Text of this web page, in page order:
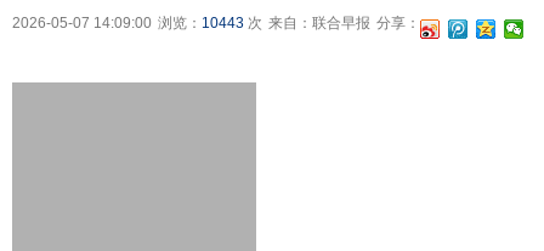
2026-05-07 14:09:00 浏览： 10443 次 来自：联合早报 分享：